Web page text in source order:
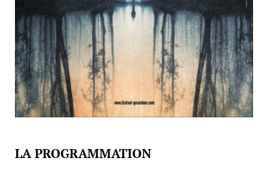
LA PROGRAMMATION